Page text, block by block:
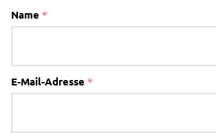
Name *
E-Mail-Adresse *